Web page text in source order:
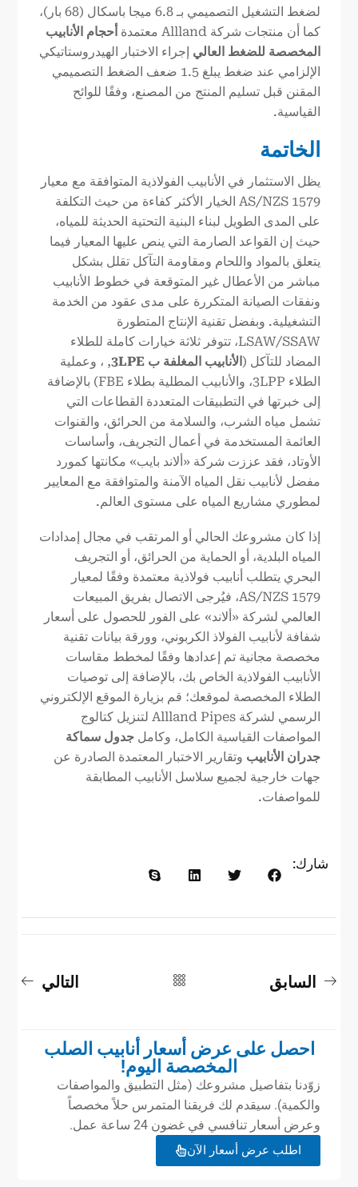
لضغط التشغيل التصميمي بـ 6.8 ميجا باسكال (68 بار)،
كما أن منتجات شركة Allland معتمدة
أحجام الأنابيب
المخصصة للضغط العالي إجراء الاختبار الهيدروستاتيكي
الإلزامي عند ضغط يبلغ 1.5 ضعف الضغط التصميمي
المقنن قبل تسليم المنتج من المصنع، وفقًا للوائح
القياسية.
الخاتمة
يظل الاستثمار في الأنابيب الفولاذية المتوافقة مع معيار
AS/NZS 1579 الخيار الأكثر كفاءة من حيث التكلفة
على المدى الطويل لبناء البنية التحتية الحديثة للمياه،
حيث إن القواعد الصارمة التي ينص عليها المعيار فيما
يتعلق بالمواد واللحام ومقاومة التآكل تقلل بشكل
مباشر من الأعطال غير المتوقعة في خطوط الأنابيب
ونفقات الصيانة المتكررة على مدى عقود من الخدمة
التشغيلية. وبفضل تقنية الإنتاج المتطورة
LSAW/SSAW، تتوفر ثلاثة خيارات كاملة للطلاء
المضاد للتآكل ( الأنابيب المغلفة ب 3LPE
, ، وعملية
الطلاء 3LPP، والأنابيب المطلية بطلاء FBE) بالإضافة
إلى خبرتها في التطبيقات المتعددة القطاعات التي
تشمل مياه الشرب، والسلامة من الحرائق، والقنوات
العائمة المستخدمة في أعمال التجريف، وأساسات
الأوتاد، فقد عززت شركة «ألاند بايب» مكانتها كمورد
مفضل لأنابيب نقل المياه الآمنة والمتوافقة مع المعايير
لمطوري مشاريع المياه على مستوى العالم.
إذا كان مشروعك الحالي أو المرتقب في مجال إمدادات
المياه البلدية، أو الحماية من الحرائق، أو التجريف
البحري يتطلب أنابيب فولاذية معتمدة وفقًا لمعيار
AS/NZS 1579، فيُرجى الاتصال بفريق المبيعات
العالمي لشركة «ألاند» على الفور للحصول على أسعار
شفافة لأنابيب الفولاذ الكربوني، وورقة بيانات تقنية
مخصصة مجانية تم إعدادها وفقًا لمخطط مقاسات
الأنابيب الفولاذية الخاص بك، بالإضافة إلى توصيات
الطلاء المخصصة لموقعك؛ قم بزيارة الموقع الإلكتروني
الرسمي لشركة Allland Pipes لتنزيل كتالوج
المواصفات القياسية الكامل، وكاملجدول سماكة
جدران الأنابيب وتقارير الاختبار المعتمدة الصادرة عن
جهات خارجية لجميع سلاسل الأنابيب المطابقة
للمواصفات.
شارك:
السابق التالي
احصل على عرض أسعار أنابيب الصلب
المخصصة اليوم!
زوّدنا بتفاصيل مشروعك (مثل التطبيق والمواصفات
والكمية). سيقدم لك فريقنا المتمرس حلاً مخصصاً
وعرض أسعار تنافسي في غضون 24 ساعة عمل.
اطلب عرض أسعار الآن